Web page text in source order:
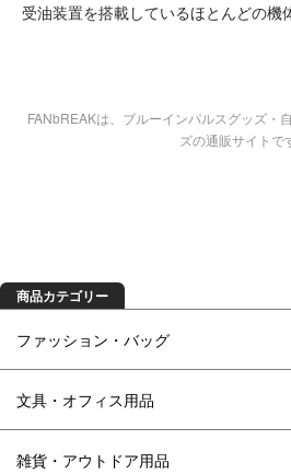
受油装置を搭載しているほとんどの機
FANbREAKは、ブルーインパルスグッズ・
ズの通販サイトで
商品カテゴリー
ファッション・バッグ
文具・オフィス用品
雑貨・アウトドア用品